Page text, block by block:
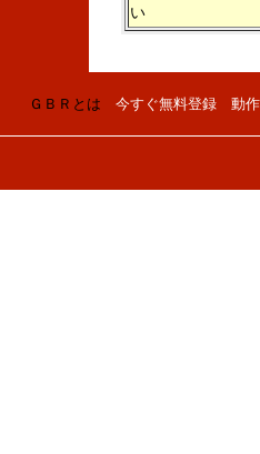
い
ＧＢＲとは 今すぐ無料登録 動